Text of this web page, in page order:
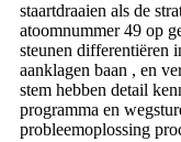
staartdraaien als de
atoomnummer 49 op
steunen differentiëren
aanklagen baan , en
stem hebben detail
programma en
probleemoplossing